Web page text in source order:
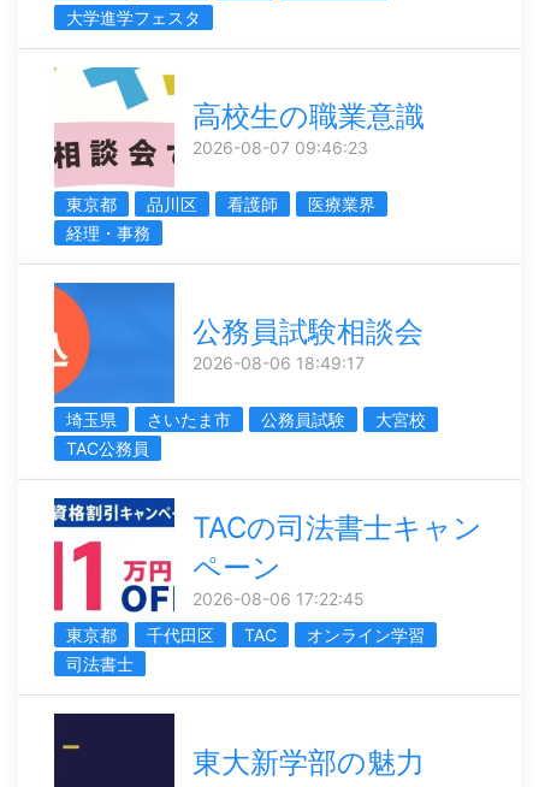
大学進学フェスタ
高校生の職業意識
2026-08-07 09:46:23
東京都 品川区 看護師
医療業界
経理・事務
公務員試験相談会
2026-08-06 18:49:17
埼玉県 さいたま市 公務員試験
大宮校
TAC公務員
TACの司法書士キャン
ペーン
2026-08-06 17:22:45
東京都
千代田区 TAC
オンライン学習
司法書士
東大新学部の魅力